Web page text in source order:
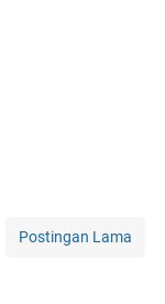
Postingan Lama